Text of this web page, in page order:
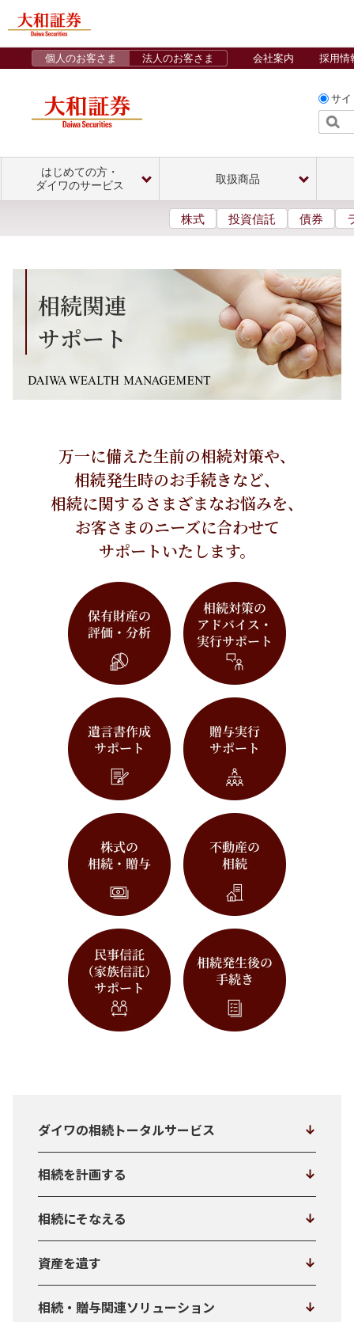
サイ
個人のお客さま 法人のお客さま 会社案内 採用
はじめての方・
ダイワのサービス
取扱商品
株式 投資信託 債券
相続関連
サポート
万一に備えた生前の相続対策や、
相続発生時のお手続きなど、
相続に関するさまざまなお悩みを、
お客さまのニーズに合わせて
サポートいたします。
ダイワの相続トータルサービス
相続を計画する
相続にそなえる
資産を遺す
相続・贈与関連ソリューション